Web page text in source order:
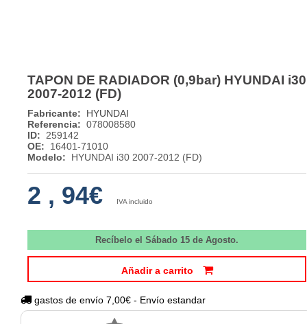
TAPON DE RADIADOR (0,9bar) HYUNDAI i30
2007-2012 (FD)
Fabricante:
HYUNDAI
Referencia: 078008580
ID:
259142
OE:
16401-71010
Modelo:
HYUNDAI i30 2007-2012 (FD)
2 , 94€ IVA incluido
Recíbelo el Sábado 15 de Agosto.
Añadir a carrito
gastos de envío 7,00€ - Envío estandar